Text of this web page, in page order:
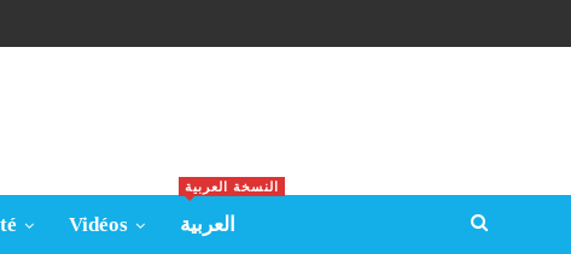
Vidéos العربية
النسخة العربية